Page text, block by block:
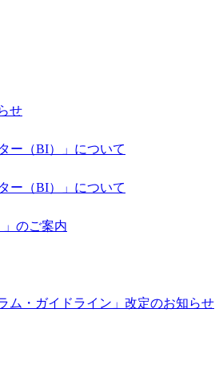
せ
ー（BI）」について
ー（BI）」について
」のご案内
ム・ガイドライン」改定のお知らせ